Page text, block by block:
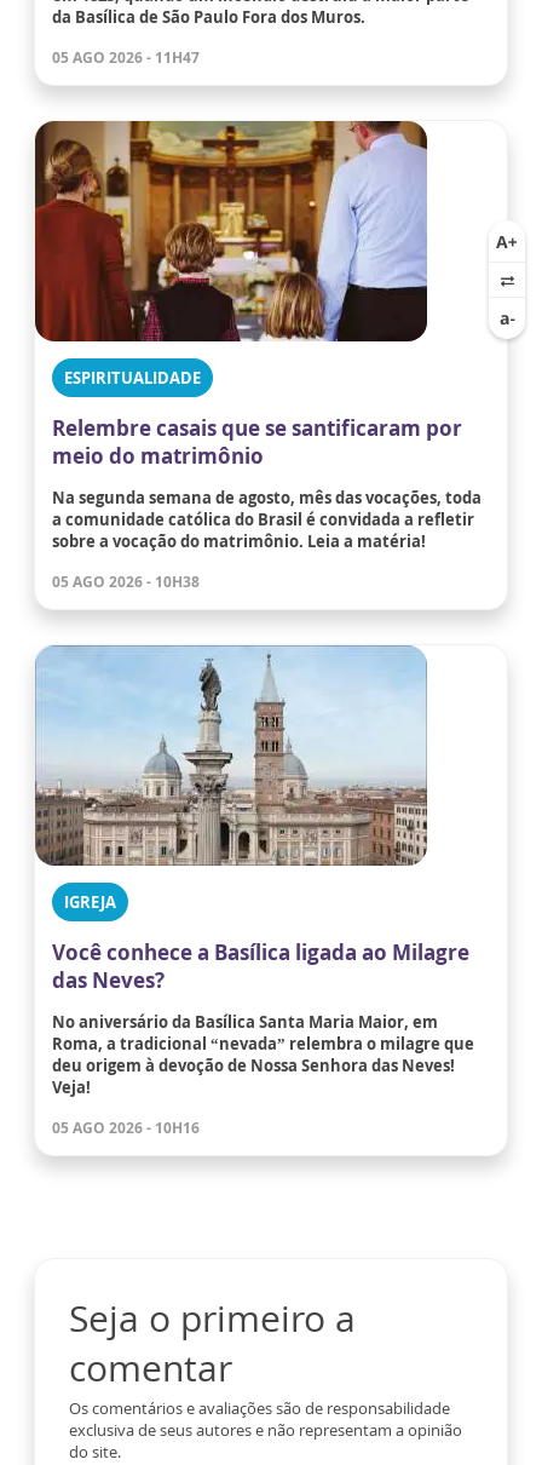
da Basílica de São Paulo Fora dos Muros.
05 AGO 2026 - 11H47
ESPIRITUALIDADE
Relembre casais que se santificaram por
meio do matrimônio
Na segunda semana de agosto, mês das vocações, toda
a comunidade católica do Brasil é convidada a refletir
sobre a vocação do matrimônio. Leia a matéria!
05 AGO 2026 - 10H38
IGREJA
Você conhece a Basílica ligada ao Milagre
das Neves?
No aniversário da Basílica Santa Maria Maior, em
Roma, a tradicional “nevada” relembra o milagre que
deu origem à devoção de Nossa Senhora das Neves!
Veja!
05 AGO 2026 - 10H16
Seja o primeiro a
comentar
Os comentários e avaliações são de responsabilidade
exclusiva de seus autores e não representam a opinião
do site.